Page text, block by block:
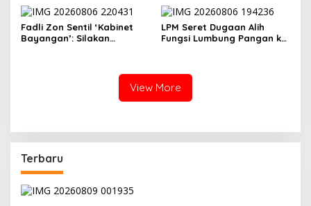
Fadli Zon Sentil ‘Kabinet
Bayangan’: Silakan
LPM Seret Dugaan Alih
Fungsi Lumbung Pangan ke
Bongkar Seluruh Dokumen
View More
Terbaru